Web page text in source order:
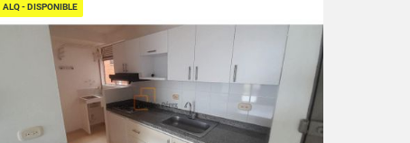
ALQ - DISPONIBLE